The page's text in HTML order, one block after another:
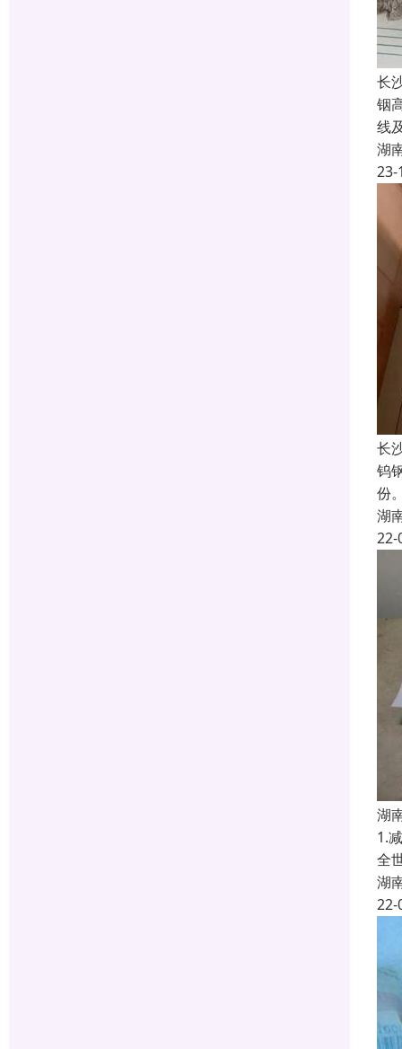
长
铟
线
湖
23-
长
钨
份
湖
22-
湖
1.
全
湖
22-